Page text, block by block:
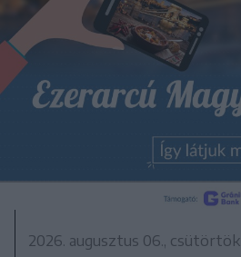
2026. augusztus 06., csütörtök